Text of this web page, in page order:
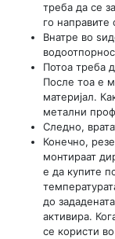
треба да се
го направите
Внатре во
Потоа треба
После тоа е
материјал.
метални
Следно,
Конечно,
монтираат
е да купите
до
активира.
се користи